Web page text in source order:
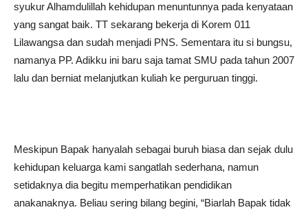
syukur Alhamdulillah kehidupan menuntunnya pada kenyataan
yang sangat baik. TT sekarang bekerja di Korem 011
Lilawangsa dan sudah menjadi PNS. Sementara itu si bungsu,
namanya PP. Adikku ini baru saja tamat SMU pada tahun 2007
lalu dan berniat melanjutkan kuliah ke perguruan tinggi.
Meskipun Bapak hanyalah sebagai buruh biasa dan sejak dulu
kehidupan keluarga kami sangatlah sederhana, namun
setidaknya dia begitu memperhatikan pendidikan
anakanaknya. Beliau sering bilang begini, “Biarlah Bapak tidak